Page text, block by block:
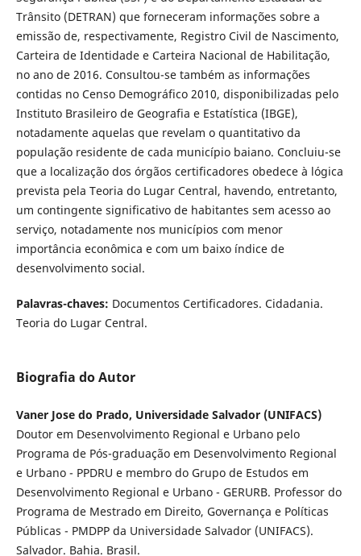
Trânsito (DETRAN) que forneceram informações sobre a
emissão de, respectivamente, Registro Civil de Nascimento,
Carteira de Identidade e Carteira Nacional de Habilitação,
no ano de 2016. Consultou-se também as informações
contidas no Censo Demográfico 2010, disponibilizadas pelo
Instituto Brasileiro de Geografia e Estatística (IBGE),
notadamente aquelas que revelam o quantitativo da
população residente de cada município baiano. Concluiu-se
que a localização dos órgãos certificadores obedece à lógica
prevista pela Teoria do Lugar Central, havendo, entretanto,
um contingente significativo de habitantes sem acesso ao
serviço, notadamente nos municípios com menor
importância econômica e com um baixo índice de
desenvolvimento social.
Palavras-chaves: Documentos Certificadores. Cidadania.
Teoria do Lugar Central.
Biografia do Autor
Vaner Jose do Prado, Universidade Salvador (UNIFACS)
Doutor em Desenvolvimento Regional e Urbano pelo
Programa de Pós-graduação em Desenvolvimento Regional
e Urbano - PPDRU e membro do Grupo de Estudos em
Desenvolvimento Regional e Urbano - GERURB. Professor do
Programa de Mestrado em Direito, Governança e Políticas
Públicas - PMDPP da Universidade Salvador (UNIFACS).
Salvador. Bahia. Brasil.